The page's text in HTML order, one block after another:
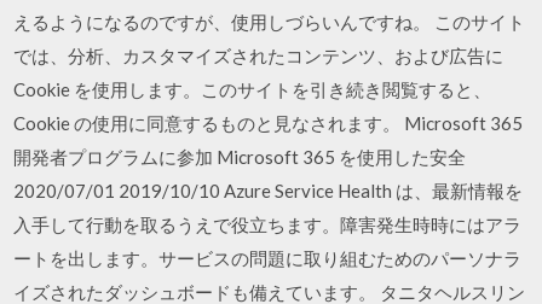
えるようになるのですが、使用しづらいんですね。 このサイト
では、分析、カスタマイズされたコンテンツ、および広告に
Cookie を使用します。このサイトを引き続き閲覧すると、
Cookie の使用に同意するものと見なされます。 Microsoft 365
開発者プログラムに参加 Microsoft 365 を使用した安全
2020/07/01 2019/10/10 Azure Service Health は、最新情報を
入手して行動を取るうえで役立ちます。障害発生時時にはアラ
ートを出します。サービスの問題に取り組むためのパーソナラ
イズされたダッシュボードも備えています。 タニタヘルスリン